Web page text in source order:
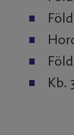
Kb.